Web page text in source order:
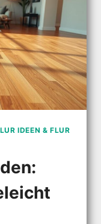
IDEEN & FLUR